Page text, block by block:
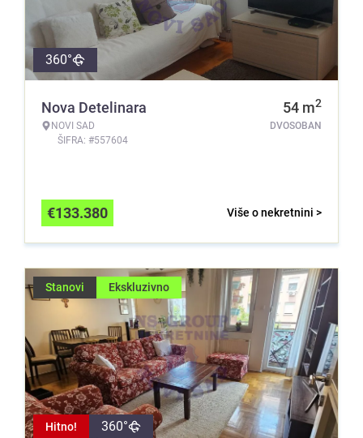
360°
Nova Detelinara
NOVI SAD
ŠIFRA: #557604
54 m2
DVOSOBAN
Više o nekretnini >
€133.380
Stanovi Ekskluzivno
Hitno! 360°